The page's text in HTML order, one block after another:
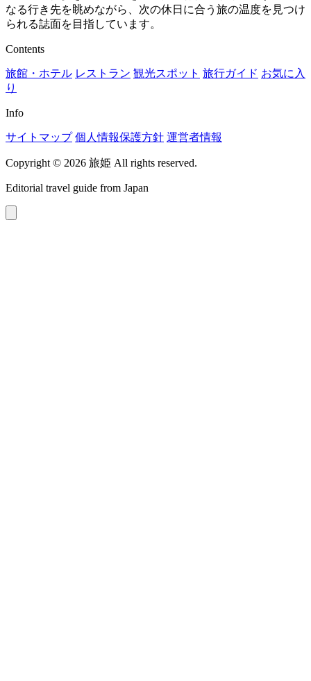
なる行き先を眺めながら、次の休日に合う旅の温度を見つけ
られる誌面を目指しています。
Contents
旅館・ホテル レストラン 観光スポット 旅行ガイド お気に入
り
Info
サイトマップ 個人情報保護方針 運営者情報
Copyright © 2026 旅姫 All rights reserved.
Editorial travel guide from Japan